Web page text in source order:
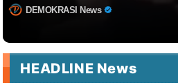
DEMOKRASI News
HEADLINE News